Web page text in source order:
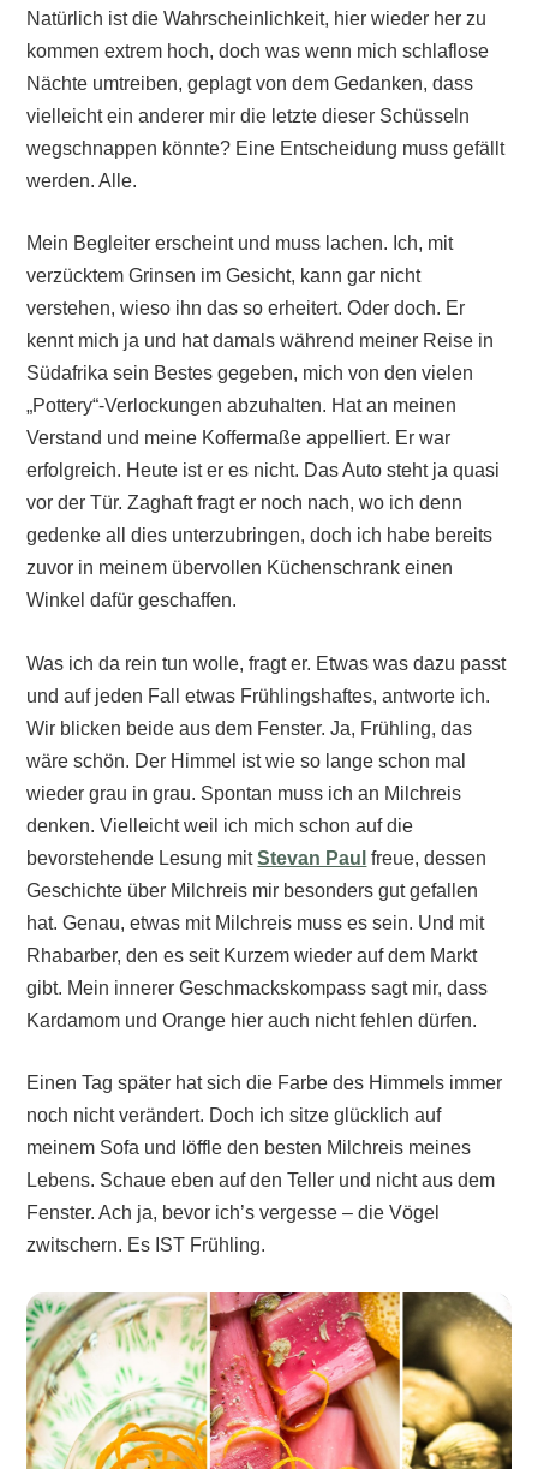
Natürlich ist die Wahrscheinlichkeit, hier wieder her zu
kommen extrem hoch, doch was wenn mich schlaflose
Nächte umtreiben, geplagt von dem Gedanken, dass
vielleicht ein anderer mir die letzte dieser Schüsseln
wegschnappen könnte? Eine Entscheidung muss gefällt
werden. Alle.
Mein Begleiter erscheint und muss lachen. Ich, mit
verzücktem Grinsen im Gesicht, kann gar nicht
verstehen, wieso ihn das so erheitert. Oder doch. Er
kennt mich ja und hat damals während meiner Reise in
Südafrika sein Bestes gegeben, mich von den vielen
„Pottery“-Verlockungen abzuhalten. Hat an meinen
Verstand und meine Koffermaße appelliert. Er war
erfolgreich. Heute ist er es nicht. Das Auto steht ja quasi
vor der Tür. Zaghaft fragt er noch nach, wo ich denn
gedenke all dies unterzubringen, doch ich habe bereits
zuvor in meinem übervollen Küchenschrank einen
Winkel dafür geschaffen.
Was ich da rein tun wolle, fragt er. Etwas was dazu passt
und auf jeden Fall etwas Frühlingshaftes, antworte ich.
Wir blicken beide aus dem Fenster. Ja, Frühling, das
wäre schön. Der Himmel ist wie so lange schon mal
wieder grau in grau. Spontan muss ich an Milchreis
denken. Vielleicht weil ich mich schon auf die
bevorstehende Lesung mitStevan Paul freue, dessen
Geschichte über Milchreis mir besonders gut gefallen
hat. Genau, etwas mit Milchreis muss es sein. Und mit
Rhabarber, den es seit Kurzem wieder auf dem Markt
gibt. Mein innerer Geschmackskompass sagt mir, dass
Kardamom und Orange hier auch nicht fehlen dürfen.
Einen Tag später hat sich die Farbe des Himmels immer
noch nicht verändert. Doch ich sitze glücklich auf
meinem Sofa und löffle den besten Milchreis meines
Lebens. Schaue eben auf den Teller und nicht aus dem
Fenster. Ach ja, bevor ich’s vergesse – die Vögel
zwitschern. Es IST Frühling.